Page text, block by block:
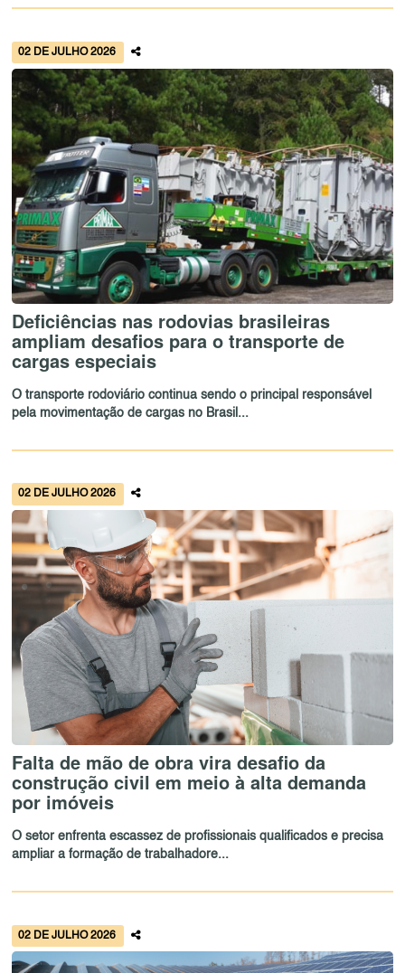
02 DE JULHO 2026
Deficiências nas rodovias brasileiras
ampliam desafios para o transporte de
cargas especiais
O transporte rodoviário continua sendo o principal responsável
pela movimentação de cargas no Brasil...
02 DE JULHO 2026
Falta de mão de obra vira desafio da
construção civil em meio à alta demanda
por imóveis
O setor enfrenta escassez de profissionais qualificados e precisa
ampliar a formação de trabalhadore...
02 DE JULHO 2026